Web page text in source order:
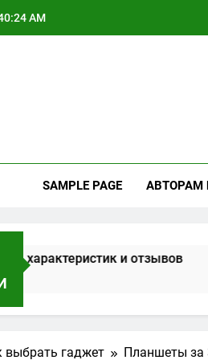
AM
SAMPLE PAGE АВТОРАМ
и отзывов Расчет
выбрать гаджет Планшеты за